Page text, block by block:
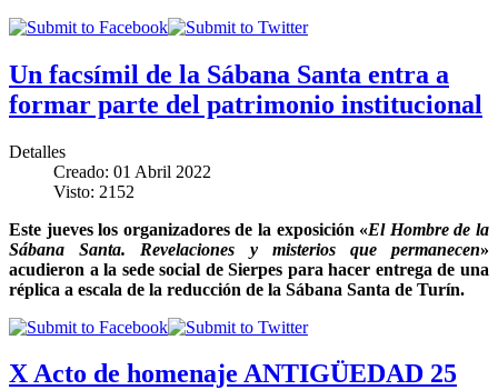
Un facsímil de la Sábana Santa entra a
formar parte del patrimonio institucional
Detalles
Creado: 01 Abril 2022
Visto: 2152
Este jueves los organizadores de la exposición «El Hombre de la
Sábana Santa. Revelaciones y misterios que permanecen»
acudieron a la sede social de Sierpes para hacer entrega de una
réplica a escala de la reducción de la Sábana Santa de Turín.
X Acto de homenaje ANTIGÜEDAD 25